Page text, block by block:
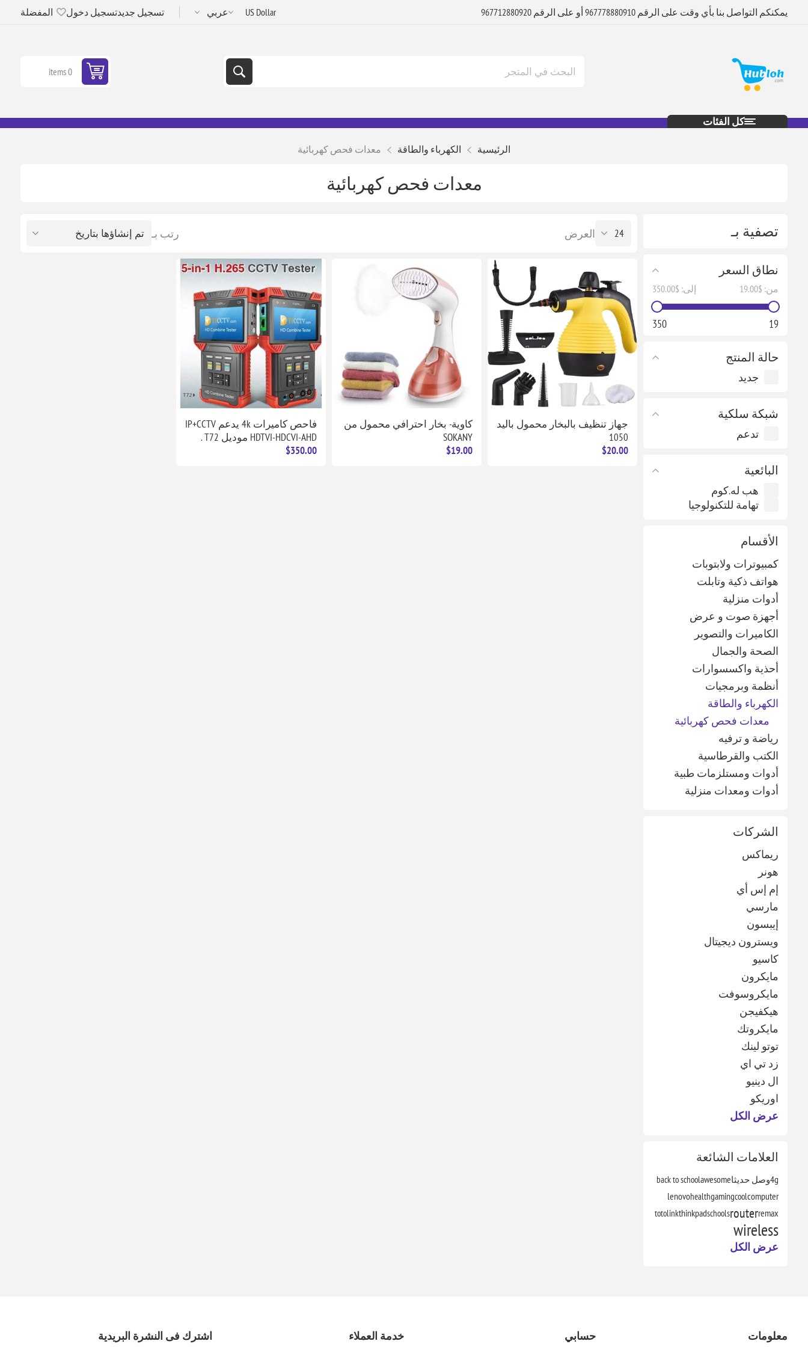
يمكنكم التواصل بنا بأي وقت على الرقم 967778880910 أو على الرقم 967712880920 تسجيل جديدتسجيل دخول المفضلة
0 items
كل الفئات
الرئيسية الكهرباء والطاقة معدات فحص كهربائية
تصفية بـ
نطاق السعر
من: $19.00 إلى: $350.00
19
350
حالة المنتج
جديد
شبكة سلكية
تدعم
البائعية
هب له.كوم
تهامة للتكنولوجيا
الأقسام
كمبيوترات ولابتوبات
هواتف ذكية وتابلت
أدوات منزلية
أجهزة صوت و عرض
الكاميرات والتصوير
الصحة والجمال
أحذية واكسسوارات
أنظمة وبرمجيات
الكهرباء والطاقة
معدات فحص كهربائية
رياضة و ترفيه
الكتب والقرطاسية
أدوات ومستلزمات طبية
أدوات ومعدات منزلية
الشركات
ريماكس
هونر
إم إس أي
مارسي
إيبسون
ويسترون ديجيتال
كاسيو
مايكرون
مايكروسوفت
هيكفيجن
مايكروتك
توتو لينك
زد تي اي
ال دينيو
اوريكو
عرض الكل
العلامات الشائعة
4gوصل حديثاawesome
back to school
computer
cool
gaming
health
lenovo
remax
router
schools
thinkpad
totolink
wireless
عرض الكل
معدات فحص كهربائية
رتب بـ العرض
جهاز تنظيف بالبخار محمول باليد
1050
$20.00
كاوية- بخار احترافي محمول من
SOKANY
$19.00
فاحص كاميرات 4k يدعم IP+CCTV
HDTVI-HDCVI-AHD موديل T72 .
$350.00
معلومات حسابي خدمة العملاء اشترك فى النشرة البريدية